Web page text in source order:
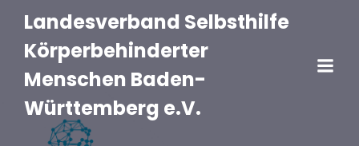
Landesverband Selbsthilfe
Körperbehinderter
Menschen Baden-
Württemberg e.V.